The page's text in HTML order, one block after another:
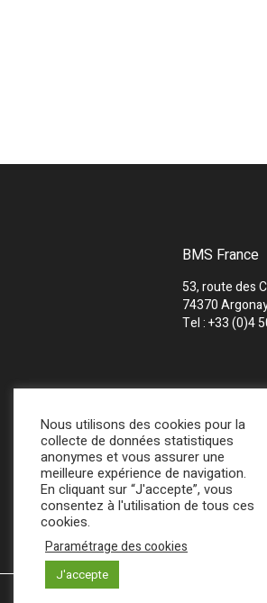
BMS France
53, route des
74370
Tel : +33 (0)4
UNE
Mail :
Tel : +33 (0)4
Nous utilisons des cookies pour la
collecte de données statistiques
anonymes et vous assurer une
meilleure expérience de navigation.
En cliquant sur “J'accepte”, vous
consentez à l'utilisation de tous ces
cookies.
Paramétrage des cookies
J'accepte